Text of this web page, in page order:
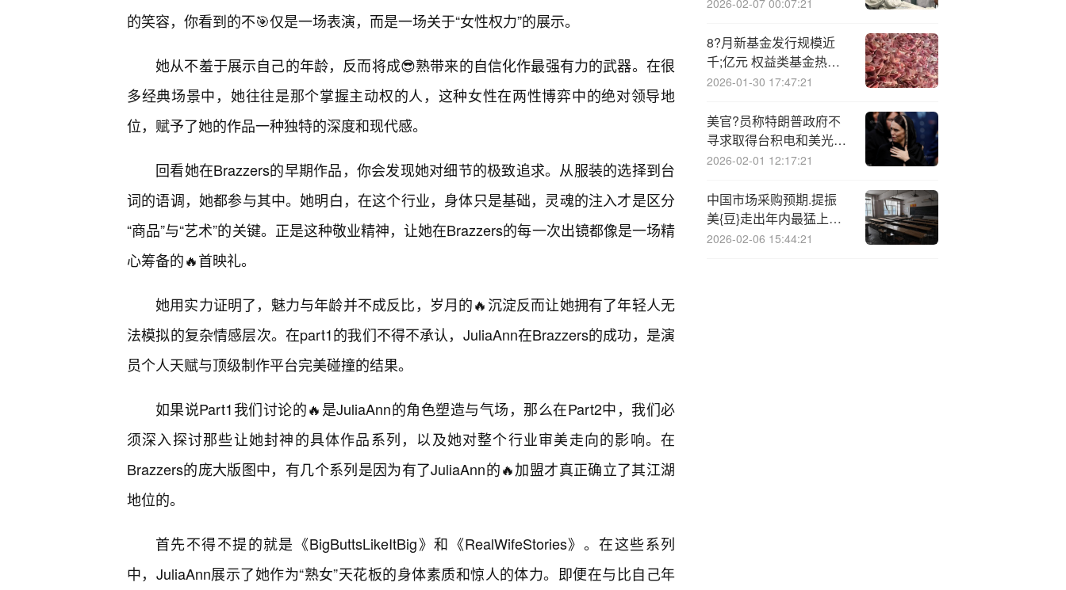
的笑容，你看到的不🎯仅是一场表演，而是一场关于“女性权力”的展示。
她从不羞于展示自己的年龄，反而将成😎熟带来的自信化作最强有力的武器。在很
多经典场景中，她往往是那个掌握主动权的人，这种女性在两性博弈中的绝对领导地
位，赋予了她的作品一种独特的深度和现代感。
回看她在Brazzers的早期作品，你会发现她对细节的极致追求。从服装的选择到台
词的语调，她都参与其中。她明白，在这个行业，身体只是基础，灵魂的注入才是区分
“商品”与“艺术”的关键。正是这种敬业精神，让她在Brazzers的每一次出镜都像是一场精
心筹备的🔥首映礼。
她用实力证明了，魅力与年龄并不成反比，岁月的🔥沉淀反而让她拥有了年轻人无
法模拟的复杂情感层次。在part1的我们不得不承认，JuliaAnn在Brazzers的成功，是演
员个人天赋与顶级制作平台完美碰撞的结果。
如果说Part1我们讨论的🔥是JuliaAnn的角色塑造与气场，那么在Part2中，我们必
须深入探讨那些让她封神的具体作品系列，以及她对整个行业审美走向的影响。在
Brazzers的庞大版图中，有几个系列是因为有了JuliaAnn的🔥加盟才真正确立了其江湖
地位的。
首先不得不提的就是《BigButtsLikeItBig》和《RealWifeStories》。在这些系列
中，JuliaAnn展示了她作为“熟女”天花板的身体素质和惊人的体力。即便在与比自己年
资优秀案例”
2026-02-07 00:07:21
8?月新基金发行规模近
千;亿元 权益类基金热度
陡升
2026-01-30 17:47:21
美官?员称特朗普政府不
寻求取得台积电和美光等
公司股权
2026-02-01 12:17:21
中国市场采购预期.提振
美{豆}走出年内最猛上涨
行情
2026-02-06 15:44:21